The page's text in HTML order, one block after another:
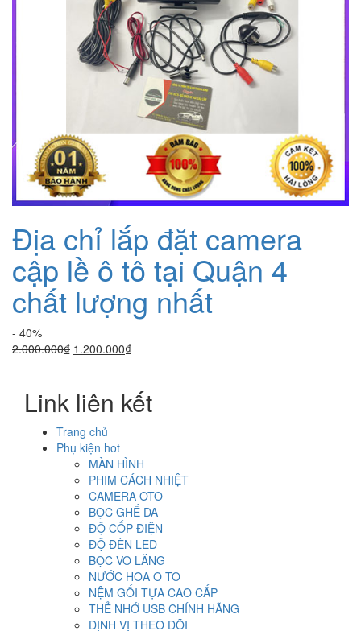
Địa chỉ lắp đặt camera
cập lề ô tô tại Quận 4
chất lượng nhất
- 40%
2.000.000₫ Giá
2.000.000₫.
1.200.000₫Giá
là:
1.200.000₫.
Link liên kết
Trang chủ
Phụ kiện hot
MÀN HÌNH
PHIM CÁCH NHIỆT
CAMERA OTO
BỌC GHẾ DA
ĐỘ CỐP ĐIỆN
ĐỘ ĐÈN LED
BỌC VÔ LĂNG
NƯỚC HOA Ô TÔ
NỆM GỐI TỰA CAO CẤP
THẺ NHỚ USB CHÍNH HÃNG
ĐỊNH VỊ THEO DÕI